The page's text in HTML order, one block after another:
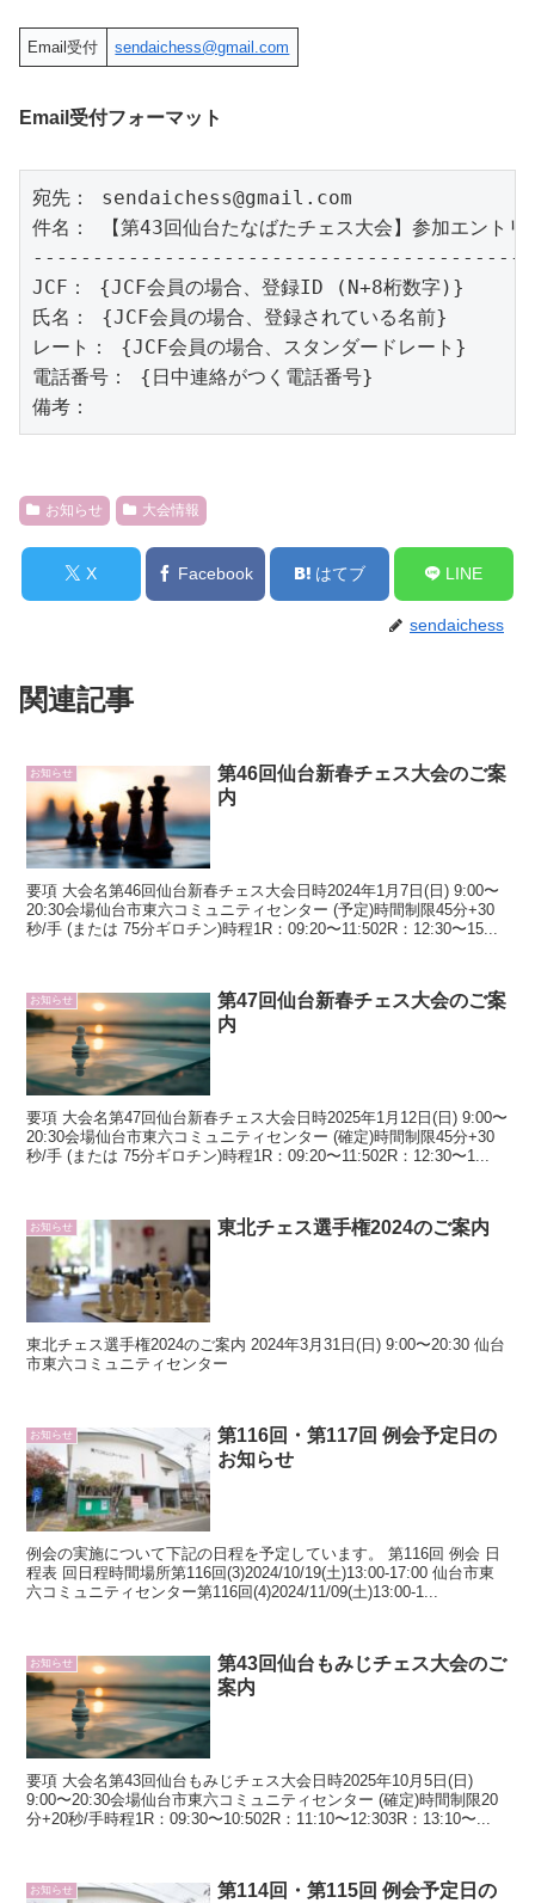
Email受付 sendaichess@gmail.com
Email受付フォーマット
宛先： sendaichess@gmail.com
件名： 【第43回仙台たなばたチェス大会】参加エントリ
JCF： {JCF会員の場合、登録ID (N+8桁数字)}
氏名： {JCF会員の場合、登録されている名前}
レート： {JCF会員の場合、スタンダードレート}
電話番号： {日中連絡がつく電話番号}
お知らせ 大会情報
X Facebook はてブ LINE
sendaichess
関連記事
お知らせ
第46回仙台新春チェス大会のご案
内
要項 大会名第46回仙台新春チェス大会日時2024年1月7日(日) 9:00〜
20:30会場仙台市東六コミュニティセンター (予定)時間制限45分+30
秒/手 (または 75分ギロチン)時程1R：09:20〜11:502R：12:30〜15...
お知らせ
第47回仙台新春チェス大会のご案
内
要項 大会名第47回仙台新春チェス大会日時2025年1月12日(日) 9:00〜
20:30会場仙台市東六コミュニティセンター (確定)時間制限45分+30
秒/手 (または 75分ギロチン)時程1R：09:20〜11:502R：12:30〜1...
お知らせ 東北チェス選手権2024のご案内
東北チェス選手権2024のご案内 2024年3月31日(日) 9:00〜20:30 仙台
市東六コミュニティセンター
お知らせ
第116回・第117回 例会予定日の
お知らせ
例会の実施について下記の日程を予定しています。 第116回 例会 日
程表 回日程時間場所第116回(3)2024/10/19(土)13:00-17:00 仙台市東
六コミュニティセンター第116回(4)2024/11/09(土)13:00-1...
お知らせ
第43回仙台もみじチェス大会のご
案内
要項 大会名第43回仙台もみじチェス大会日時2025年10月5日(日)
9:00〜20:30会場仙台市東六コミュニティセンター (確定)時間制限20
分+20秒/手時程1R：09:30〜10:502R：11:10〜12:303R：13:10〜...
お知らせ
第114回・第115回 例会予定日の